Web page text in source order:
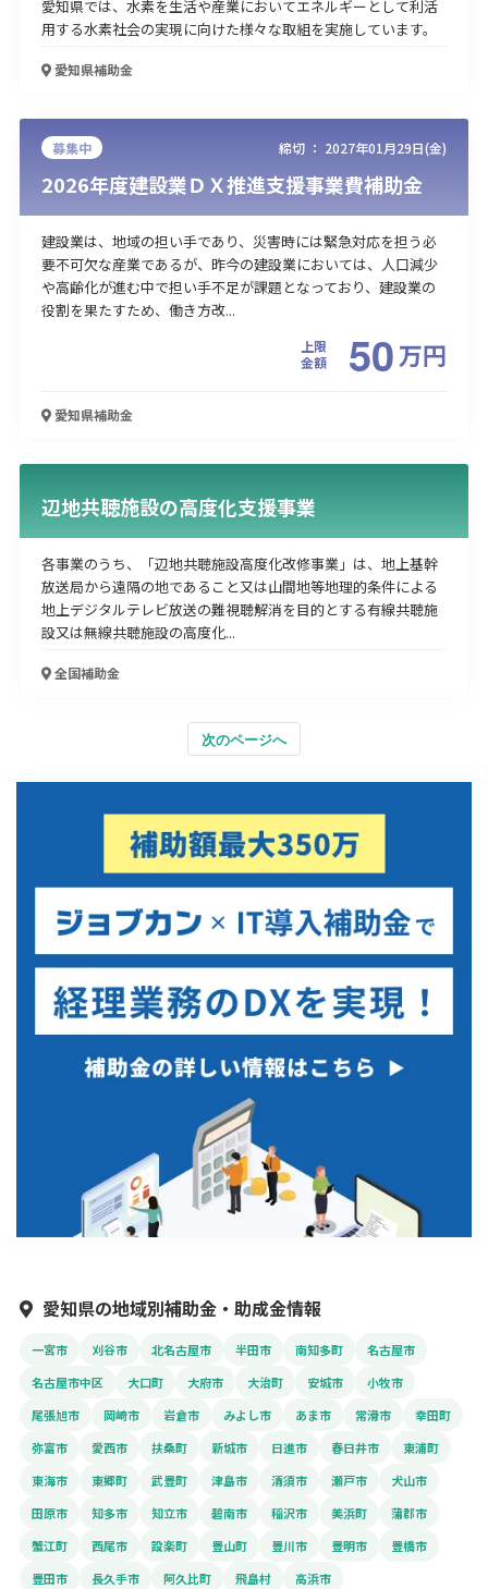
愛知県では、水素を生活や産業においてエネルギーとして利活
用する水素社会の実現に向けた様々な取組を実施しています。
愛知県補助金
募集中 締切 ： 2027年01月29日(金)
2026年度建設業ＤＸ推進支援事業費補助金
建設業は、地域の担い手であり、災害時には緊急対応を担う必
要不可欠な産業であるが、昨今の建設業においては、人口減少
や高齢化が進む中で担い手不足が課題となっており、建設業の
役割を果たすため、働き方改...
上限
金額
50万円
愛知県補助金
辺地共聴施設の高度化支援事業
各事業のうち、「辺地共聴施設高度化改修事業」は、地上基幹
放送局から遠隔の地であること又は山間地等地理的条件による
地上デジタルテレビ放送の難視聴解消を目的とする有線共聴施
設又は無線共聴施設の高度化...
全国補助金
次のページへ
愛知県の地域別補助金・助成金情報
一宮市 刈谷市 北名古屋市 半田市 南知多町
名古屋市
名古屋市中区
大口町 大府市 大治町 安城市
小牧市
尾張旭市
岡崎市 岩倉市 みよし市 あま市 常滑市
幸田町
弥富市
愛西市 扶桑町 新城市 日進市 春日井市
東浦町
東海市
東郷町 武豊町 津島市 清須市 瀬戸市
犬山市
田原市
知多市 知立市 碧南市 稲沢市 美浜町
蒲郡市
蟹江町
西尾市 設楽町 豊山町 豊川市 豊明市
豊橋市
豊田市
長久手市 阿久比町 飛島村 高浜市